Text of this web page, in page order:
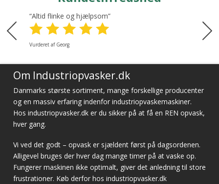
“Altid flinke og hjælpsom”
Vurderet af Georg
Om Industriopvasker.dk
Danmarks største sortiment, mange forskellige producenter
og en massiv erfaring indenfor industriopvaskemaskiner.
Hos industriopvasker.dk er du sikker på at få en REN opvask,
hver gang.
Vi ved det godt – opvask er sjældent først på dagsordenen.
Alligevel bruges der hver dag mange timer på at vaske op.
Fungerer maskinen ikke optimalt, giver det anledning til store
frustrationer. Køb derfor hos industriopvasker.dk